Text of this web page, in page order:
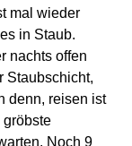
mal wieder
in Staub.
nachts offen
Staubschicht,
denn, reisen ist
gröbste
. Noch 9